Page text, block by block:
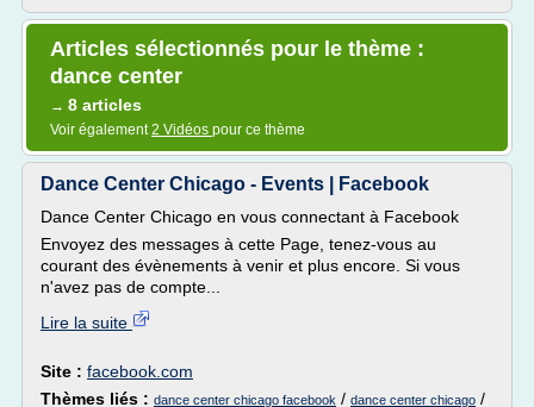
Articles sélectionnés pour le thème :
dance center
→ 8 articles
Voir également2 Vidéos pour ce thème
Dance Center Chicago - Events | Facebook
Dance Center Chicago en vous connectant à Facebook
Envoyez des messages à cette Page, tenez-vous au
courant des évènements à venir et plus encore. Si vous
n'avez pas de compte...
Lire la suite
Site : facebook.com
Thèmes liés : dance center chicago facebook / dance center chicago /